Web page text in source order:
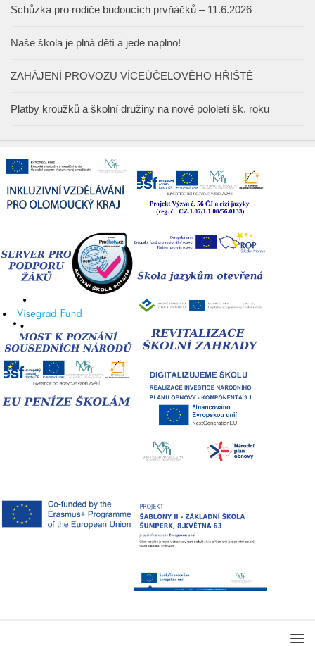
Schůzka pro rodiče budoucích prvňáčků – 11.6.2026
Naše škola je plná dětí a jede naplno!
ZAHÁJENÍ PROVOZU VÍCEÚČELOVÉHO HŘIŠTĚ
Platby kroužků a školní družiny na nové pololetí šk. roku